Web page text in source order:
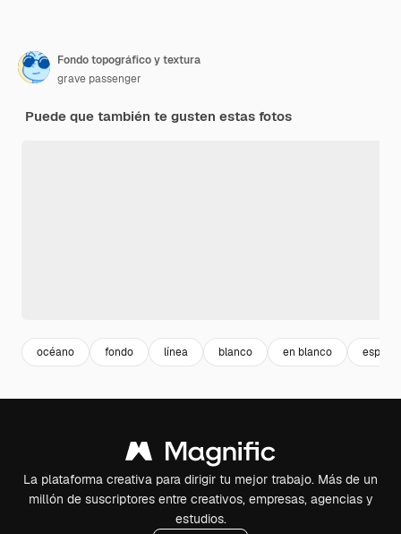
Fondo topográfico y textura
grave passenger
Puede que también te gusten estas fotos
océano fondo línea blanco en blanco espacio
La plataforma creativa para dirigir tu mejor trabajo. Más de un
millón de suscriptores entre creativos, empresas, agencias y
estudios.